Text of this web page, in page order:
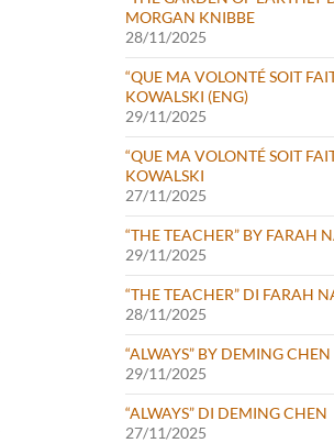
MORGAN KNIBBE
28/11/2025
“QUE MA VOLONTÉ SOIT
KOWALSKI (ENG)
29/11/2025
“QUE MA VOLONTÉ SOIT
KOWALSKI
27/11/2025
“THE TEACHER” BY FARAH
29/11/2025
“THE TEACHER” DI FARAH
28/11/2025
“ALWAYS” BY DEMING CHEN
29/11/2025
“ALWAYS” DI DEMING CHEN
27/11/2025